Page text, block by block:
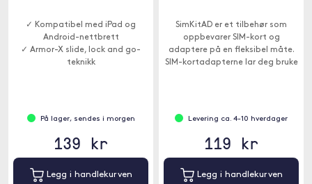
✓ Kompatibel med iPad og
Android-nettbrett
✓ Armor-X slide, lock and go-
teknikk
På lager, sendes i morgen
139 kr
Legg i handlekurven
SimKitAD er et tilbehør som
oppbevarer SIM-kort og
adaptere på en fleksibel måte.
SIM-kortadapterne lar deg bruke
Levering ca. 4-10 hverdager
119 kr
Legg i handlekurven